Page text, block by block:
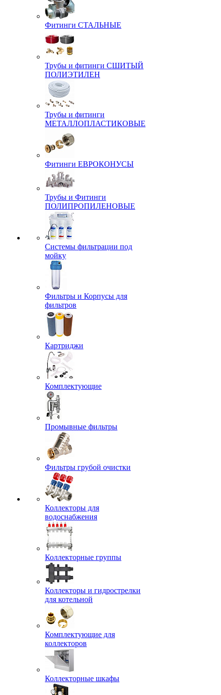
Фитинги СТАЛЬНЫЕ
Трубы и фитинги СШИТЫЙ
ПОЛИЭТИЛЕН
Трубы и фитинги
МЕТАЛЛОПЛАСТИКОВЫЕ
Фитинги ЕВРОКОНУСЫ
Трубы и Фитинги
ПОЛИПРОПИЛЕНОВЫЕ
Системы фильтрации под
мойку
Фильтры и Корпусы для
фильтров
Картриджи
Комплектующие
Промывные фильтры
Фильтры грубой очистки
Коллекторы для
водоснабжения
Коллекторные группы
Коллекторы и гидрострелки
для котельной
Комплектующие для
коллекторов
Коллекторные шкафы